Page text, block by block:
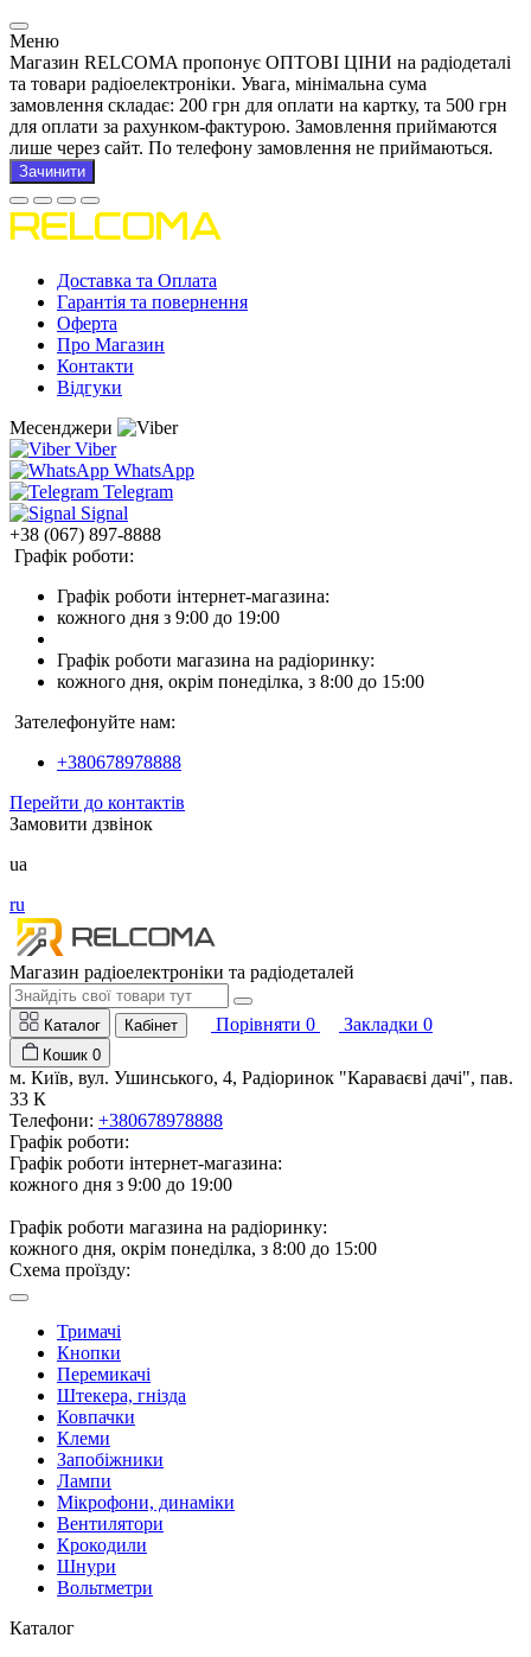
Меню
Магазин RELCOMA пропонує ОПТОВІ ЦІНИ на радіодеталі
та товари радіоелектроніки. Увага, мінімальна сума
замовлення складає: 200 грн для оплати на картку, та 500 грн
для оплати за рахунком-фактурою. Замовлення приймаются
лише через сайт. По телефону замовлення не приймаються.
Зачинити
Доставка та Оплата
Гарантія та повернення
Оферта
Про Магазин
Контакти
Відгуки
Месенджери
Viber
WhatsApp
Telegram
Signal
+38 (067) 897-8888
Графік роботи:
Графік роботи інтернет-магазина:
кожного дня з 9:00 до 19:00
Графік роботи магазина на радіоринку:
кожного дня, окрім понеділка, з 8:00 до 15:00
Зателефонуйте нам:
+380678978888
Перейти до контактів
Замовити дзвінок
ua
ru
Магазин радіоелектроніки та радіодеталей
Каталог Кабінет Порівняти 0 Закладки 0
Кошик 0
м. Київ, вул. Ушинського, 4, Радіоринок "Караваєві дачі", пав.
33 К
Телефони: +380678978888
Графік роботи:
Графік роботи інтернет-магазина:
кожного дня з 9:00 до 19:00
Графік роботи магазина на радіоринку:
кожного дня, окрім понеділка, з 8:00 до 15:00
Схема проїзду:
Тримачі
Кнопки
Перемикачі
Штекера, гнізда
Ковпачки
Клеми
Запобіжники
Лампи
Мікрофони, динаміки
Вентилятори
Крокодили
Шнури
Вольтметри
Каталог